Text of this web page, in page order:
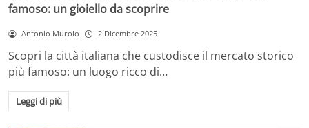
famoso: un gioiello da scoprire
Antonio Murolo 2 Dicembre 2025
Scopri la città italiana che custodisce il mercato storico
più famoso: un luogo ricco di…
Leggi di più